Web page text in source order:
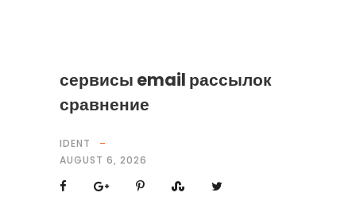
сервисы email рассылок
сравнение
IDENT
AUGUST 6, 2026